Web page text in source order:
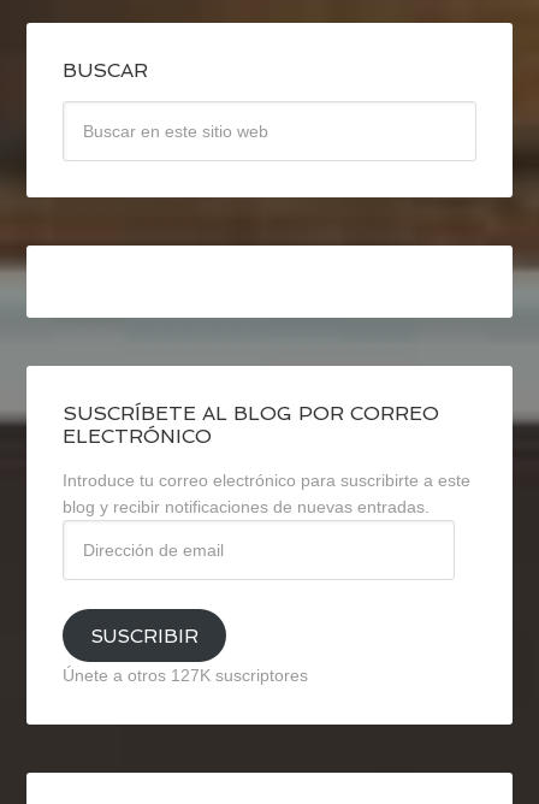
BUSCAR
SUSCRÍBETE AL BLOG POR CORREO
ELECTRÓNICO
Introduce tu correo electrónico para suscribirte a este
blog y recibir notificaciones de nuevas entradas.
email
SUSCRIBIR
Únete a otros 127K suscriptores